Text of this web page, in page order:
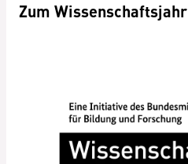
Zum Wissenschaftsjahr